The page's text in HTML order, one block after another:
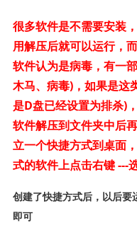
很多软件是不需要安装
用解压后就可以运行，
软件认为是病毒，有一
木马、病毒)，如果是这
是D盘已经设置为排杀)
软件解压到文件夹中后
立一个快捷方式到桌面
式的软件上点击右键 ---
创建了快捷方式后，以后要
即可